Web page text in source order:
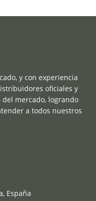
y con experiencia
oficiales y
del mercado, logrando
a todos nuestros
España